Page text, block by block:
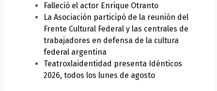
Falleció el actor Enrique Otranto
La Asociación participó de la reunión del
Frente Cultural Federal y las centrales de
trabajadores en defensa de la cultura
federal argentina
Teatroxlaidentidad presenta Idénticos
2026, todos los lunes de agosto